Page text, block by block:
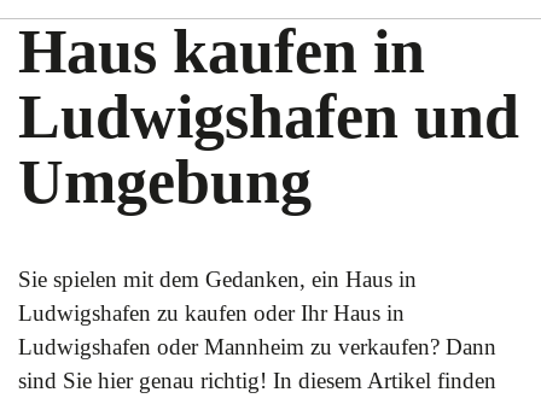
Haus kaufen in
Ludwigshafen und
Umgebung
Sie spielen mit dem Gedanken, ein Haus in
Ludwigshafen zu kaufen oder Ihr Haus in
Ludwigshafen oder Mannheim zu verkaufen? Dann
sind Sie hier genau richtig! In diesem Artikel finden